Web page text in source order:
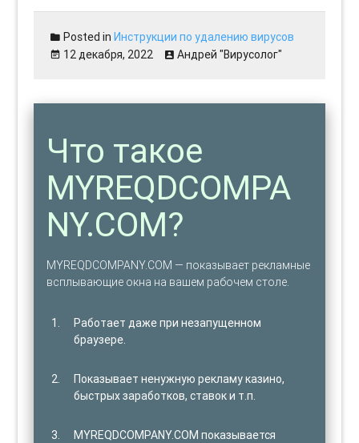
Posted inИнструкции по удалению вирусов
12 декабря, 2022
Андрей "Вирусолог"
Что такое
MYREQDCOMPA
NY.COM?
MYREQDCOMPANY.COM — показывает рекламные
всплывающие окна на вашем рабочем столе.
Работает даже при незапущенном
браузере.
Показывает ненужную рекламу казино,
быстрых заработков, ставок и т.п.
MYREQDCOMPANY.COM показывается